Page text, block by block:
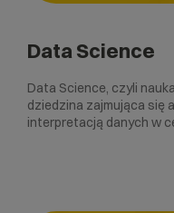
Data Science
Data Science, czyli
dziedzina zajmująca się
interpretacją danych w